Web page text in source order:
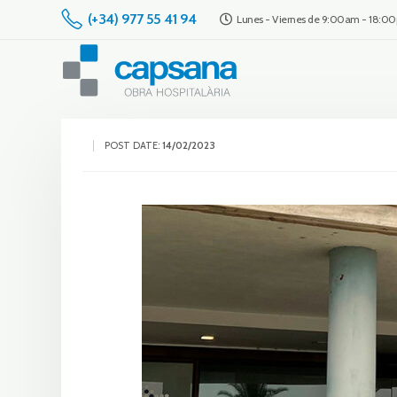
(+34) 977 55 41 94 Lunes - Viernes de 9:00am -
POST DATE: 14/02/2023